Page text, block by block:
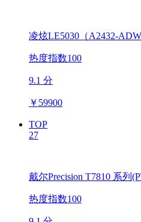
凌炫LE5030（A2432-
热度指数100
9.1 分
￥ 59900
TOP
27
戴尔Precision T7810 系列
热度指数100